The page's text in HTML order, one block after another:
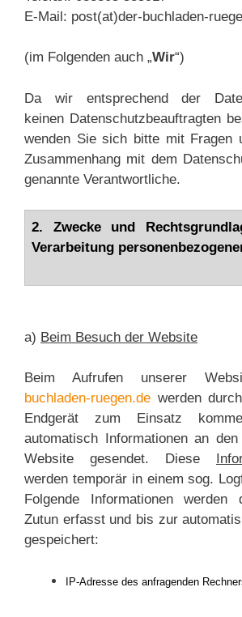
E-Mail: post(at)der-buchladen-
(im Folgenden auch „Wir“)
Da wir entsprechend der
keinen Datenschutzbeauftragten
wenden Sie sich bitte mit Fragen
Zusammenhang mit dem
genannte Verantwortliche.
2. Zwecke und
Verarbeitung
a) Beim Besuch der Website
Beim Aufrufen unserer
buchladen-ruegen.de werden
Endgerät zum Einsatz
automatisch Informationen an
Website gesendet. Diese
werden temporär in einem sog.
Folgende Informationen
Zutun erfasst und bis zur
gespeichert:
IP-Adresse des anfragenden